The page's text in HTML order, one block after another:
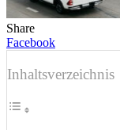
Share
Facebook
Inhaltsverzeichnis